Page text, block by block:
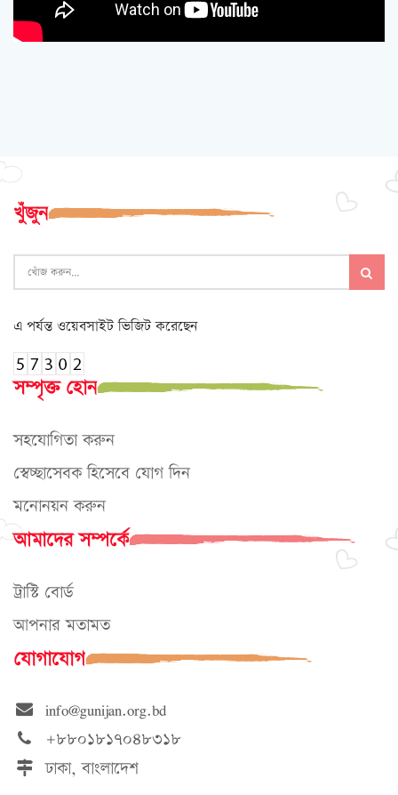
খুঁজুন
এ পর্যন্ত ওয়েবসাইট ভিজিট করেছেন
সম্পৃক্ত হোন
সহযোগিতা করুন
স্বেচ্ছাসেবক হিসেবে যোগ দিন
মনোনয়ন করুন
আমাদের সম্পর্কে
ট্রাস্টি বোর্ড
আপনার মতামত
যোগাযোগ
info@gunijan.org.bd
+৮৮০১৮১৭০৪৮৩১৮
ঢাকা, বাংলাদেশ